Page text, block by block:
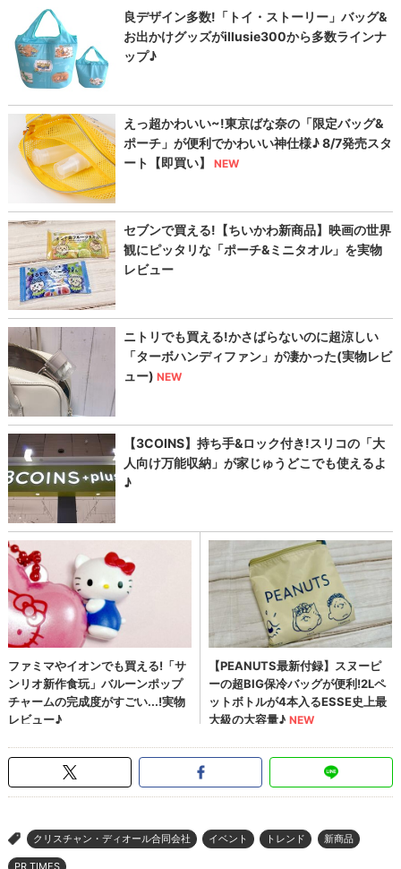
> クリスチャン・ディオール合同会社 イベント トレンド 新商品